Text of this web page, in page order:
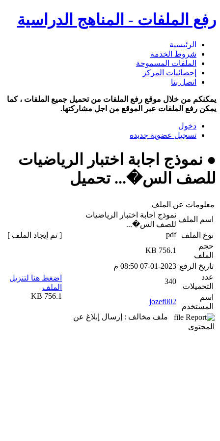
رفع الملفات - المناهج الدراسية
الرئيسية
شروط الخدمة
الملفات المسموحة
إحصائيات المركز
اتصل بنا
يمكنكم من خلال موقع رفع الملفات من تحميل جميع الملفات ، كما
يمكن رفع الملفات عبر الموقع من اجل مشاركتها.
دخول
تسجيل عضوية جديده
● نموذج اجابة اختبار الرياضيات
للصف الس�... تحميل
معلومات عن الملف
اسم الملف
نموذج اجابة اختبار الرياضيات
للصف الس�...
نوع الملف
pdf
حجم
الملف
756.1 KB
تاريخ الرفع 07-01-2023 08:50 م
عدد
التحميلات
340
اسم
المستخدم
jozef002
ملف مخالف : إرسال إبلاغ عن
المحتوى
[ تم إيجاد الملف ]
اضغط هنا لتنزيل
الملف
756.1 KB